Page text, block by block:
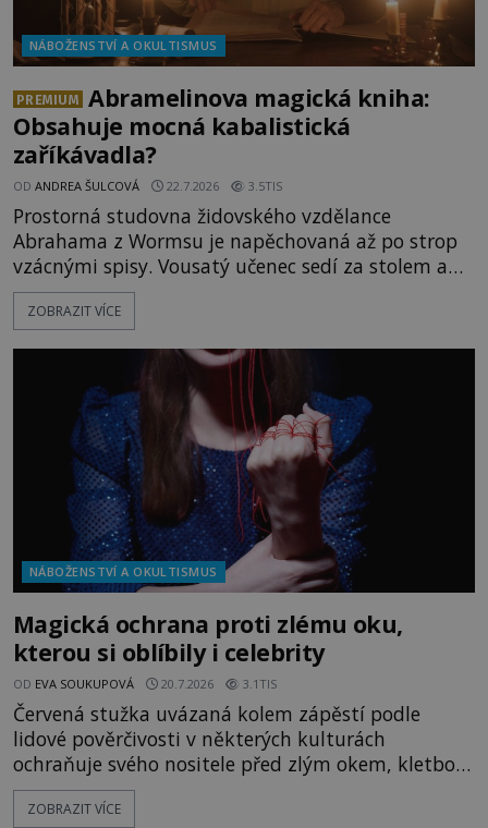
NÁBOŽENSTVÍ A OKULTISMUS
PREMIUM
Abramelinova magická kniha:
Obsahuje mocná kabalistická
zaříkávadla?
OD ANDREA ŠULCOVÁ 22.7.2026 3.5TIS
Prostorná studovna židovského vzdělance
Abrahama z Wormsu je napěchovaná až po strop
vzácnými spisy. Vousatý učenec sedí za stolem a
před sebou má rozložený jeden z nejzáhadnějších
magických textů. Jde o Abramelinův grimoár, který
kouzla, jak si někteří myslí, nebo jde o pouhou
pověru? Už šest měsíců pobývá
ZOBRAZIT VÍCE
NÁBOŽENSTVÍ A OKULTISMUS
Magická ochrana proti zlému oku,
kterou si oblíbily i celebrity
OD EVA SOUKUPOVÁ 20.7.2026 3.1TIS
Červená stužka uvázaná kolem zápěstí podle
lidové pověrčivosti v některých kulturách
ochraňuje svého nositele před zlým okem, kletbou,
která může přivodit neštěstí či nemoc. S tímto
nenápadným symbolem magické ochrany lze
ZOBRAZIT VÍCE